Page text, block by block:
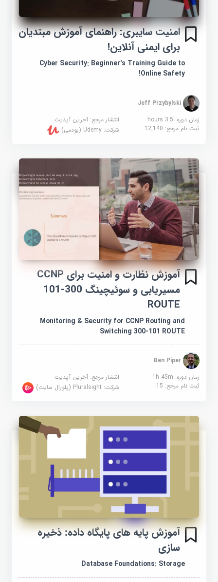
امنیت سایبری: راهنمای آموزش مبتدیان
برای ایمنی آنلاین!
Cyber Security: Beginner's Training Guide to
Online Safety!
Jeff Przybylski
زمان دوره: 3.5 hours
انتشار مرجع:آخرین آپدیت
ثبت نام مرجع:12,140 شرکت:Udemy (یودمی)
آموزش نظارت و امنیت برای CCNP
مسیریابی و سوئیچینگ 300-101
ROUTE
Monitoring & Security for CCNP Routing and
Switching 300-101 ROUTE
Ben Piper
زمان دوره: 1h 45m
انتشار مرجع:آخرین آپدیت
ثبت نام مرجع:15 شرکت:Pluralsight (پلورال سایت)
آموزش پایه های پایگاه داده: ذخیره
سازی
Database Foundations: Storage